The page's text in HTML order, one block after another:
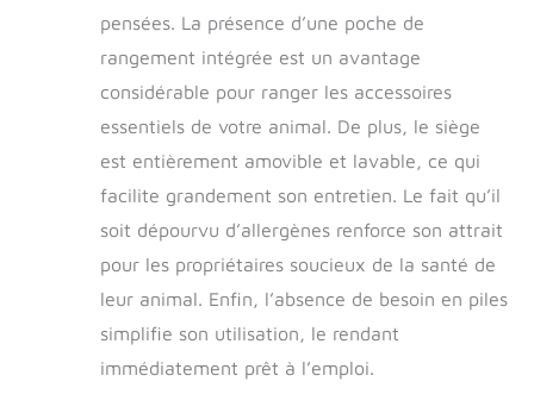
pensées. La présence d’une poche de
rangement intégrée est un avantage
considérable pour ranger les accessoires
essentiels de votre animal. De plus, le siège
est entièrement amovible et lavable, ce qui
facilite grandement son entretien. Le fait qu’il
soit dépourvu d’allergènes renforce son attrait
pour les propriétaires soucieux de la santé de
leur animal. Enfin, l’absence de besoin en piles
simplifie son utilisation, le rendant
immédiatement prêt à l’emploi.